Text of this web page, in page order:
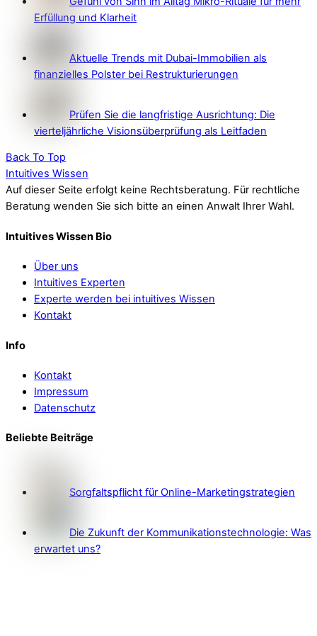
Erfüllung und Klarheit
Aktuelle Trends mit Dubai-Immobilien als
finanzielles Polster bei Restrukturierungen
Prüfen Sie die langfristige Ausrichtung: Die
vierteljährliche Visionsüberprüfung als Leitfaden
Back To Top
Intuitives Wissen
Auf dieser Seite erfolgt keine Rechtsberatung. Für rechtliche
Beratung wenden Sie sich bitte an einen Anwalt Ihrer Wahl.
Intuitives Wissen Bio
Über uns
Intuitives Experten
Experte werden bei intuitives Wissen
Kontakt
Info
Kontakt
Impressum
Datenschutz
Beliebte Beiträge
Sorgfaltspflicht für Online-Marketingstrategien
Die Zukunft der Kommunikationstechnologie: Was
erwartet uns?